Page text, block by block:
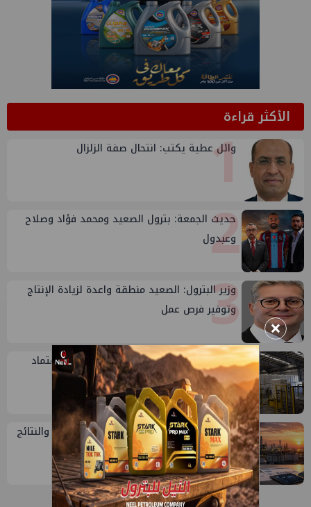
الأكثر قراءة1
وائل عطية يكتب: انتحال صفة الزلزال
2
حديث الجمعة: بترول الصعيد ومحمد فؤاد وصلاح
وعبدول
3
وزير البترول: الصعيد منطقة واعدة لزيادة الإنتاج
وتوفير فرص عمل
4
سيدبك تؤكد ريادتها في جودة الخامات باعتماد
عالمي جديد
5
تقييم أداء وزارة البترول...بين حساب الأداء والنتائج
×